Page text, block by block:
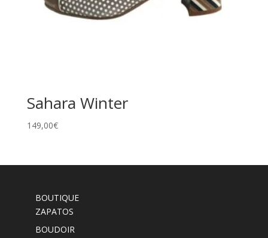
Sahara Winter
149,00€
BOUTIQUE
ZAPATOS
BOUDOIR